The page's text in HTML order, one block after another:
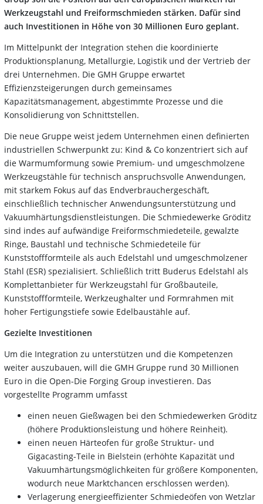
Werkzeugstahl und Freiformschmieden stärken. Dafür sind
auch Investitionen in Höhe von 30 Millionen Euro geplant.
Im Mittelpunkt der Integration stehen die koordinierte
Produktionsplanung, Metallurgie, Logistik und der Vertrieb der
drei Unternehmen. Die GMH Gruppe erwartet
Effizienzsteigerungen durch gemeinsames
Kapazitätsmanagement, abgestimmte Prozesse und die
Konsolidierung von Schnittstellen.
Die neue Gruppe weist jedem Unternehmen einen definierten
industriellen Schwerpunkt zu: Kind & Co konzentriert sich auf
die Warmumformung sowie Premium- und umgeschmolzene
Werkzeugstähle für technisch anspruchsvolle Anwendungen,
mit starkem Fokus auf das Endverbrauchergeschäft,
einschließlich technischer Anwendungsunterstützung und
Vakuumhärtungsdienstleistungen. Die Schmiedewerke Gröditz
sind indes auf aufwändige Freiformschmiedeteile, gewalzte
Ringe, Baustahl und technische Schmiedeteile für
Kunststoffformteile als auch Edelstahl und umgeschmolzener
Stahl (ESR) spezialisiert. Schließlich tritt Buderus Edelstahl als
Komplettanbieter für Werkzeugstahl für Großbauteile,
Kunststoffformteile, Werkzeughalter und Formrahmen mit
hoher Fertigungstiefe sowie Edelbaustähle auf.
Gezielte Investitionen
Um die Integration zu unterstützen und die Kompetenzen
weiter auszubauen, will die GMH Gruppe rund 30 Millionen
Euro in die Open-Die Forging Group investieren. Das
vorgestellte Programm umfasst
einen neuen Gießwagen bei den Schmiedewerken Gröditz
(höhere Produktionsleistung und höhere Reinheit).
einen neuen Härteofen für große Struktur- und
Gigacasting-Teile in Bielstein (erhöhte Kapazität und
Vakuumhärtungsmöglichkeiten für größere Komponenten,
wodurch neue Marktchancen erschlossen werden).
Verlagerung energieeffizienter Schmiedeöfen von Wetzlar